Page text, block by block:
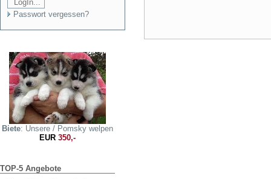
Passwort vergessen?
Biete: Unsere / Pomsky welpen
EUR 350,-
TOP-5 Angebote